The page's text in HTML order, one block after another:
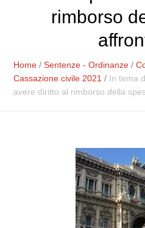
rimborso
Home /Sentenze - Ordinanze /
Cassazione civile 2021 / In tema
avere diritto al rimborso della